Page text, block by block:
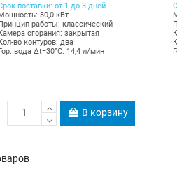
поставки: от 1 до 3 дней
30,0 кВт
работы: классический
сгорания: закрытая
во контуров: два
вода Δt=30°C: 14,4 л/мин
В корзину